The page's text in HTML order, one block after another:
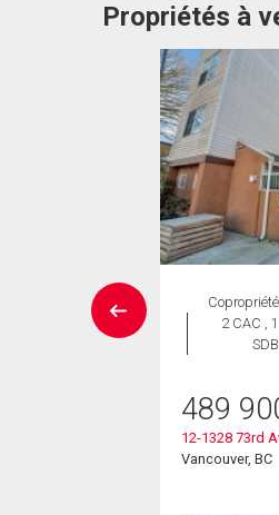
Propriétés à
Copropriété
2 CAC , 1
SDB
489
12-1328 73rd
Vancouver, BC